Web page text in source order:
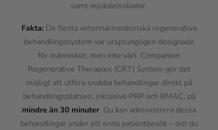
samt mjukdelsskador.
Fakta: De flesta veterinärmedicinska regenerativa
behandlingssystem var ursprungligen designade
för människor, men inte vårt. Companion
Regenerative Therapies (CRT) System gör det
möjligt att utföra snabba behandlingar direkt på
behandlingsplatsen, inklusive PRP och BMAC, på
mindre än 30 minuter. Du kan administrera dessa
behandlingar under ett enda patientbesök – och du